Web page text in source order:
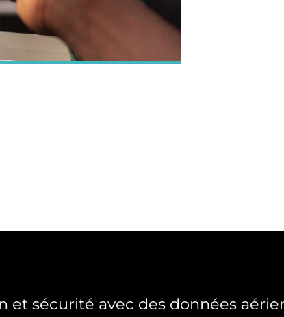
et sécurité avec des données